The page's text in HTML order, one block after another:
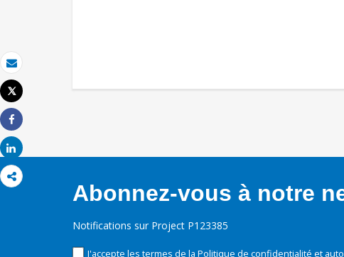
Email
Imprimer
Tweet
Share
Share
Abonnez-vous à notre
Notifications sur Project P123385
J'accepte les termes de la Politique de confidentialité et